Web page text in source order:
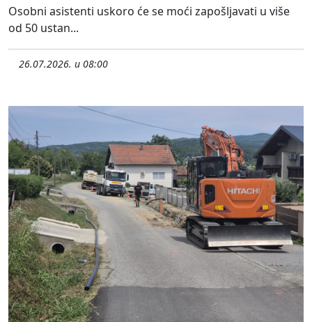
Osobni asistenti uskoro će se moći zapošljavati u više
od 50 ustan...
26.07.2026. u 08:00